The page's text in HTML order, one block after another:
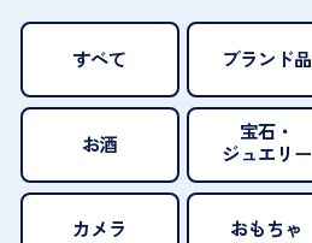
すべて ブランド品
お酒
宝石・
ジュエリー
カメラ おもちゃ